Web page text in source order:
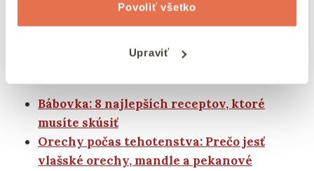
Povoliť všetko
Upraviť
Bábovka: 8 najlepších receptov, ktoré
musíte skúsiť
Orechy počas tehotenstva: Prečo jesť
vlašské orechy, mandle a pekanové